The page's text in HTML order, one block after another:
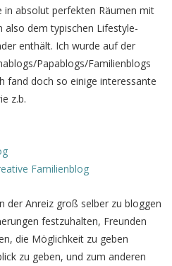
in absolut perfekten Räumen mit
also dem typischen Lifestyle-
enthält. Ich wurde auf der
Papablogs/Familienblogs
fand doch so einige interessante
z.b.
Familienblog
der Anreiz groß selber zu bloggen
festzuhalten, Freunden
die Möglichkeit zu geben
zu geben, und zum anderen